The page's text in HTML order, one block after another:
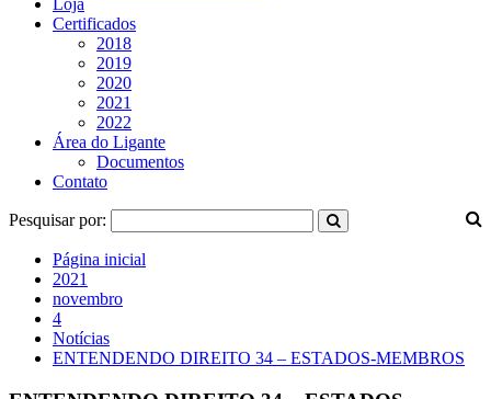
Loja
Certificados
2018
2019
2020
2021
2022
Área do Ligante
Documentos
Contato
Pesquisar por:
Página inicial
2021
novembro
4
Notícias
ENTENDENDO DIREITO 34 – ESTADOS-MEMBROS